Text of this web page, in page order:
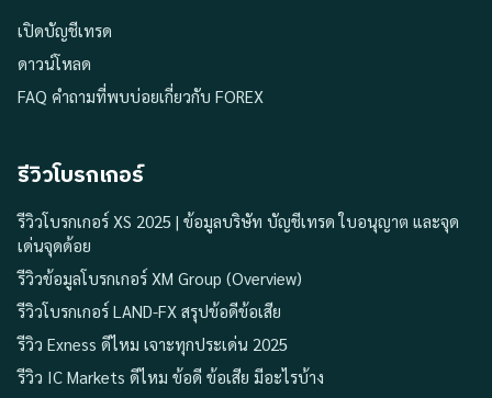
เปิดบัญชีเทรด
ดาวน์โหลด
FAQ คำถามที่พบบ่อยเกี่ยวกับ FOREX
รีวิวโบรกเกอร์
รีวิวโบรกเกอร์ XS 2025 | ข้อมูลบริษัท บัญชีเทรด ใบอนุญาต และจุด
เด่นจุดด้อย
รีวิวข้อมูลโบรกเกอร์ XM Group (Overview)
รีวิวโบรกเกอร์ LAND-FX สรุปข้อดีข้อเสีย
รีวิว Exness ดีไหม เจาะทุกประเด่น 2025
รีวิว IC Markets ดีไหม ข้อดี ข้อเสีย มีอะไรบ้าง